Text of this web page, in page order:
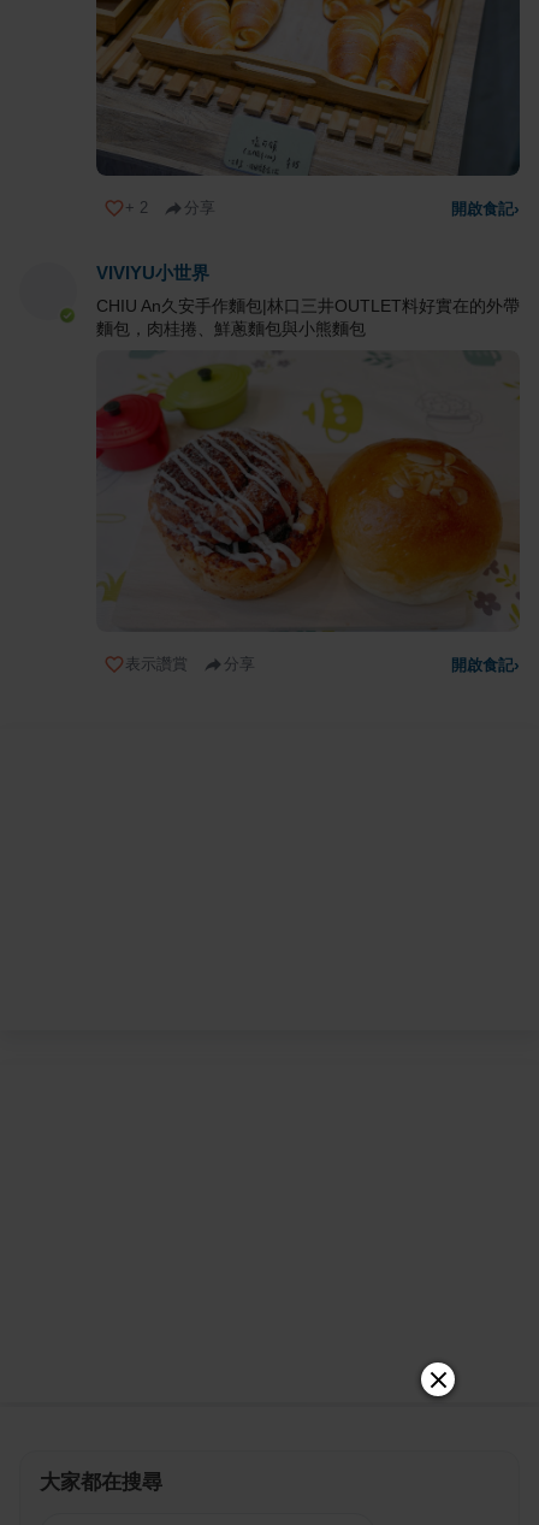
+ 2 分享 開啟食記›
VIVIYU小世界
CHIU An久安手作麵包|林口三井OUTLET料好實在的外帶
麵包，肉桂捲、鮮蔥麵包與小熊麵包
表示讚賞 分享 開啟食記›
大家都在搜尋